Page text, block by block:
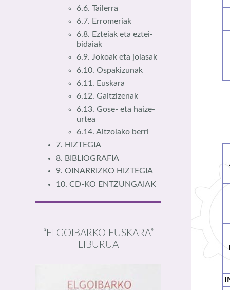
6.6. Tailerra
6.7. Erromeriak
6.8. Ezteiak eta eztei-
bidaiak
6.9. Jokoak eta jolasak
6.10. Ospakizunak
6.11. Euskara
6.12. Gaitzizenak
6.13. Gose- eta haize-
urtea
6.14. Altzolako berri
7. HIZTEGIA
8. BIBLIOGRAFIA
9. OINARRIZKO HIZTEGIA
10. CD-KO ENTZUNGAIAK
“ELGOIBARKO EUSKARA”
LIBURUA